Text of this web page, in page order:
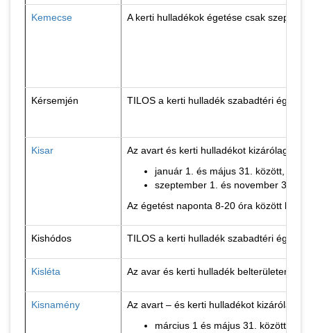
Kemecse A kerti hulladékok égetése csak
Kérsemjén TILOS a kerti hulladék szabadtéri
Kisar
Az avart és kerti hulladékot kizárólag az
január 1. és május 31. között,
szeptember 1. és november 30.
Az égetést naponta 8-20 óra között lehet
Kishódos TILOS a kerti hulladék szabadtéri
Kisléta Az avar és kerti hulladék belterületen
Kisnamény
Az avart – és kerti hulladékot kizárólag
március 1 és május 31. között